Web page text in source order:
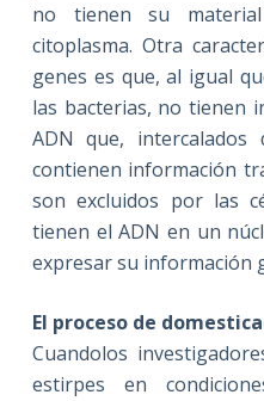
no tienen su
citoplasma. Otra
genes es que, al igual
las bacterias, no tienen
ADN que,
contienen información
son excluidos por las
tienen el ADN en un
expresar su información
El proceso de
Cuandolos
estirpes en